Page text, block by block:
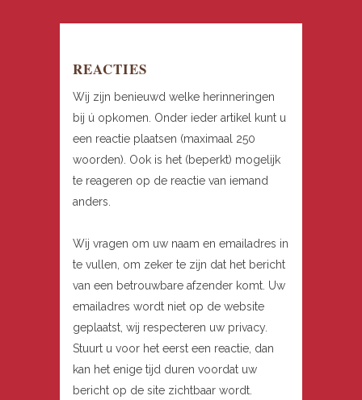
REACTIES
Wij zijn benieuwd welke herinneringen
bij ú opkomen. Onder ieder artikel kunt u
een reactie plaatsen (maximaal 250
woorden). Ook is het (beperkt) mogelijk
te reageren op de reactie van iemand
anders.
Wij vragen om uw naam en emailadres in
te vullen, om zeker te zijn dat het bericht
van een betrouwbare afzender komt. Uw
emailadres wordt niet op de website
geplaatst, wij respecteren uw privacy.
Stuurt u voor het eerst een reactie, dan
kan het enige tijd duren voordat uw
bericht op de site zichtbaar wordt.